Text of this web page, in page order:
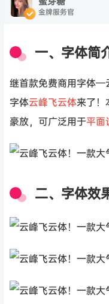
金牌服务官
一、字体简
继首款免费商用字体—
字体云峰飞云体来了！
豪放，可广泛用于平面
二、字体效